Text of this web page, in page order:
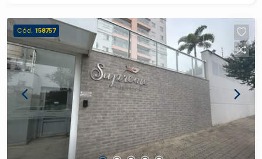
Cód. 158757